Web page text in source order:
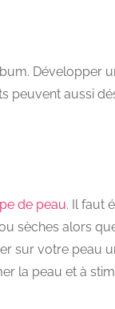
Développer
peuvent aussi
de peau. Il faut
sèches alors
sur votre peau
la peau et à